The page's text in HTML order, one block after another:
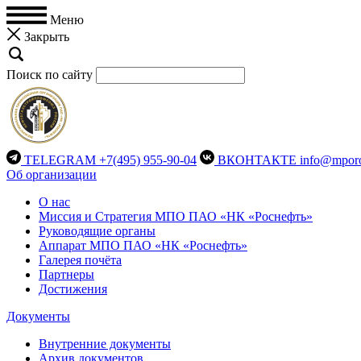
Меню
Закрыть
Поиск по сайту
TELEGRAM +7(495) 955-90-04 ВКОНТАКТЕ
Об организации
О нас
Миссия и Стратегия МПО ПАО «НК «Роснефть»
Руководящие органы
Аппарат МПО ПАО «НК «Роснефть»
Галерея почёта
Партнеры
Достижения
Документы
Внутренние документы
Архив документов